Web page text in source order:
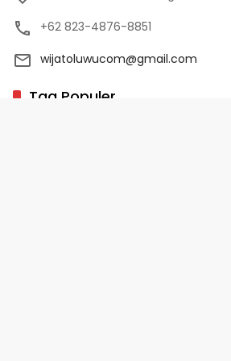
+62 823-4876-8851
wijatoluwucom@gmail.com
Tag Populer